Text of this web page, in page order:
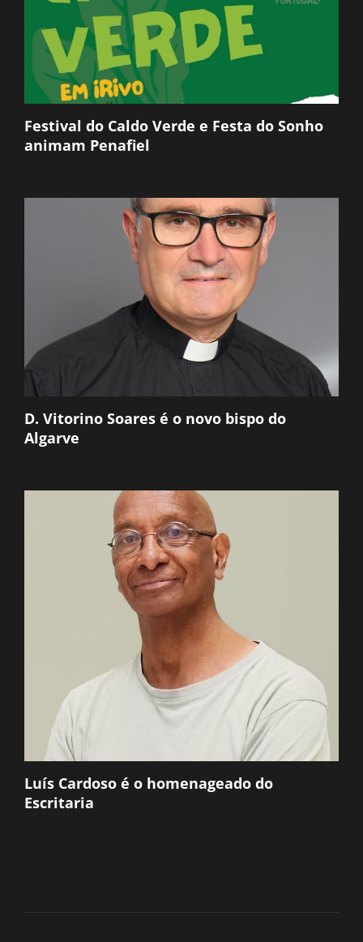
Festival do Caldo Verde e Festa do Sonho
animam Penafiel
D. Vitorino Soares é o novo bispo do
Algarve
Luís Cardoso é o homenageado do
Escritaria